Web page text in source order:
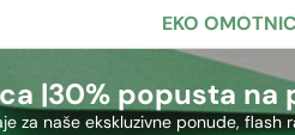
EKO
|30% popusta na
za naše ekskluzivne ponude, flash